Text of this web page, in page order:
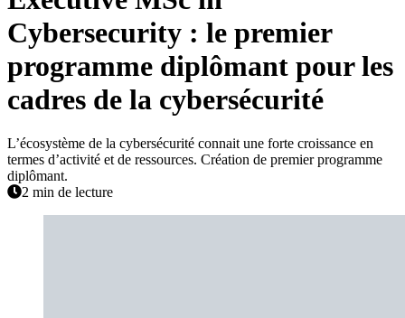
Cybersecurity : le premier
programme diplômant pour les
cadres de la cybersécurité
L’écosystème de la cybersécurité connait une forte croissance en
termes d’activité et de ressources. Création de premier programme
diplômant.
2 min de lecture